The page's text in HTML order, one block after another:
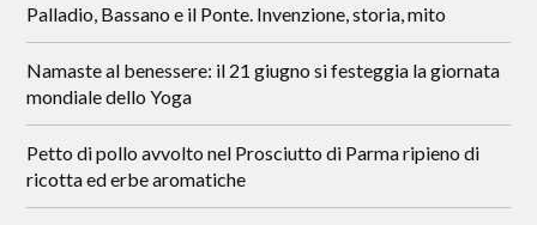
Palladio, Bassano e il Ponte. Invenzione, storia, mito
Namaste al benessere: il 21 giugno si festeggia la giornata
mondiale dello Yoga
Petto di pollo avvolto nel Prosciutto di Parma ripieno di
ricotta ed erbe aromatiche